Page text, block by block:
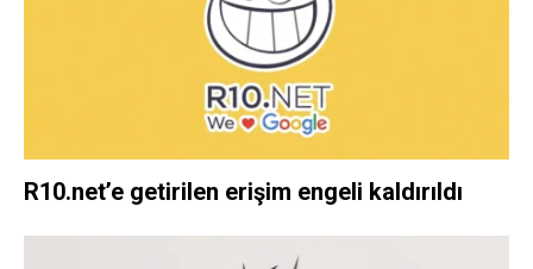
R10.net’e getirilen erişim engeli kaldırıldı